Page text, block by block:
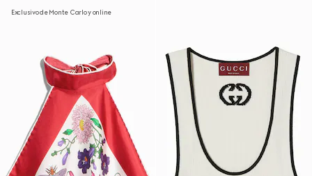
Exclusivo de Monte Carlo y online